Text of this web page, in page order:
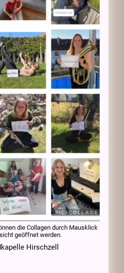
die Collagen durch Mausklick in
geöffnet werden.
Hirschzell